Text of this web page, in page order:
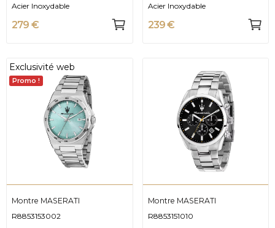
Acier Inoxydable
279 €
Acier Inoxydable
239 €
Exclusivité web
Promo !
Montre MASERATI
R8853153002
Montre MASERATI
R8853151010